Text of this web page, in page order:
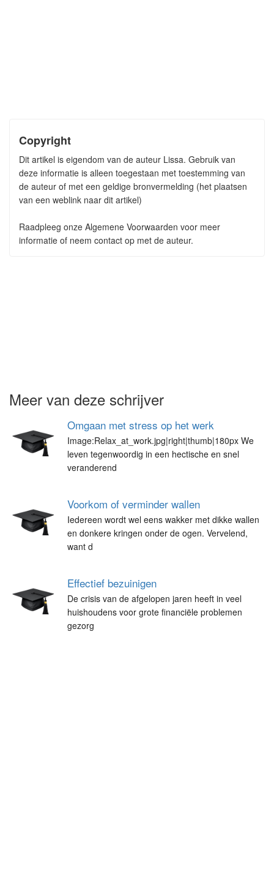
Copyright
Dit artikel is eigendom van de auteur Lissa. Gebruik van
deze informatie is alleen toegestaan met toestemming van
de auteur of met een geldige bronvermelding (het plaatsen
van een weblink naar dit artikel)
Raadpleeg onze Algemene Voorwaarden voor meer
informatie of neem contact op met de auteur.
Meer van deze schrijver
Omgaan met stress op het werk
Image:Relax_at_work.jpg|right|thumb|180px We
leven tegenwoordig in een hectische en snel
veranderend
Voorkom of verminder wallen
Iedereen wordt wel eens wakker met dikke wallen
en donkere kringen onder de ogen. Vervelend,
want d
Effectief bezuinigen
De crisis van de afgelopen jaren heeft in veel
huishoudens voor grote financiële problemen
gezorg